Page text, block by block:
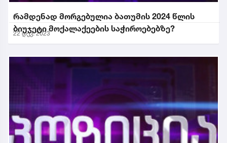
რამდენად მორგებულია ბათუმის 2024 წლის
ბიუჯეტი მოქალაქეების საჭიროებებზე?
22 დეკ. 2023